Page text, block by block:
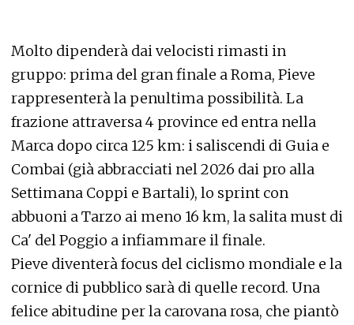
Molto dipenderà dai velocisti rimasti in
gruppo: prima del gran finale a Roma, Pieve
rappresenterà la penultima possibilità. La
frazione attraversa 4 province ed entra nella
Marca dopo circa 125 km: i saliscendi di Guia e
Combai (già abbracciati nel 2026 dai pro alla
Settimana Coppi e Bartali), lo sprint con
abbuoni a Tarzo ai meno 16 km, la salita must di
Ca' del Poggio a infiammare il finale.
Pieve diventerà focus del ciclismo mondiale e la
cornice di pubblico sarà di quelle record. Una
felice abitudine per la carovana rosa, che piantò